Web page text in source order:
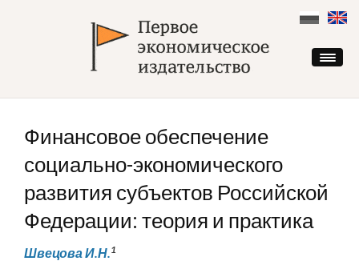
content
Финансовое обеспечение
социально-экономического
развития субъектов Российской
Федерации: теория и практика
Швецова И.Н.1